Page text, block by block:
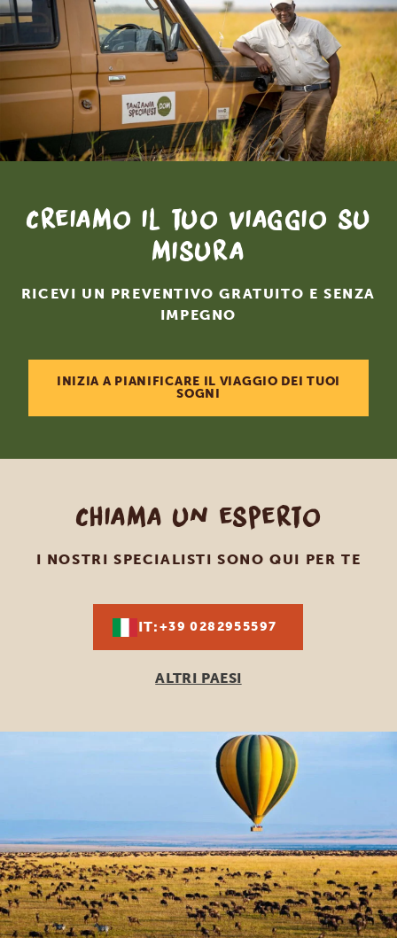
Creiamo il tuo viaggio su
misura
RICEVI UN PREVENTIVO GRATUITO E SENZA
IMPEGNO
INIZIA A PIANIFICARE IL VIAGGIO DEI TUOI
SOGNI
Chiama un esperto
I NOSTRI SPECIALISTI SONO QUI PER TE
IT:+39 0282955597
ALTRI PAESI